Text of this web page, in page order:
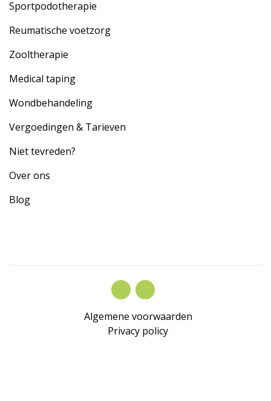
Sportpodotherapie
Reumatische voetzorg
Zooltherapie
Medical taping
Wondbehandeling
Vergoedingen & Tarieven
Niet tevreden?
Over ons
Blog
Algemene voorwaarden
Privacy policy